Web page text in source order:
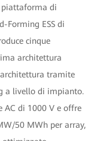
piattaforma di
Forming ESS di
cinque
architettura
tramite
a livello di impianto.
AC di 1000 V e offre
50 MWh per array,